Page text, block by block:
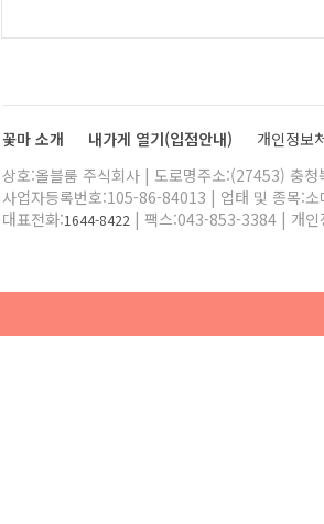
꽃마 소개 내가게 열기(입점안내) 개인정보
상호:올블룸 주식회사 | 도로명주소:(27453) 충
사업자등록번호:105-86-84013 | 업태 및 종목:
대표전화:1644-8422 | 팩스:043-853-3384 | 개인